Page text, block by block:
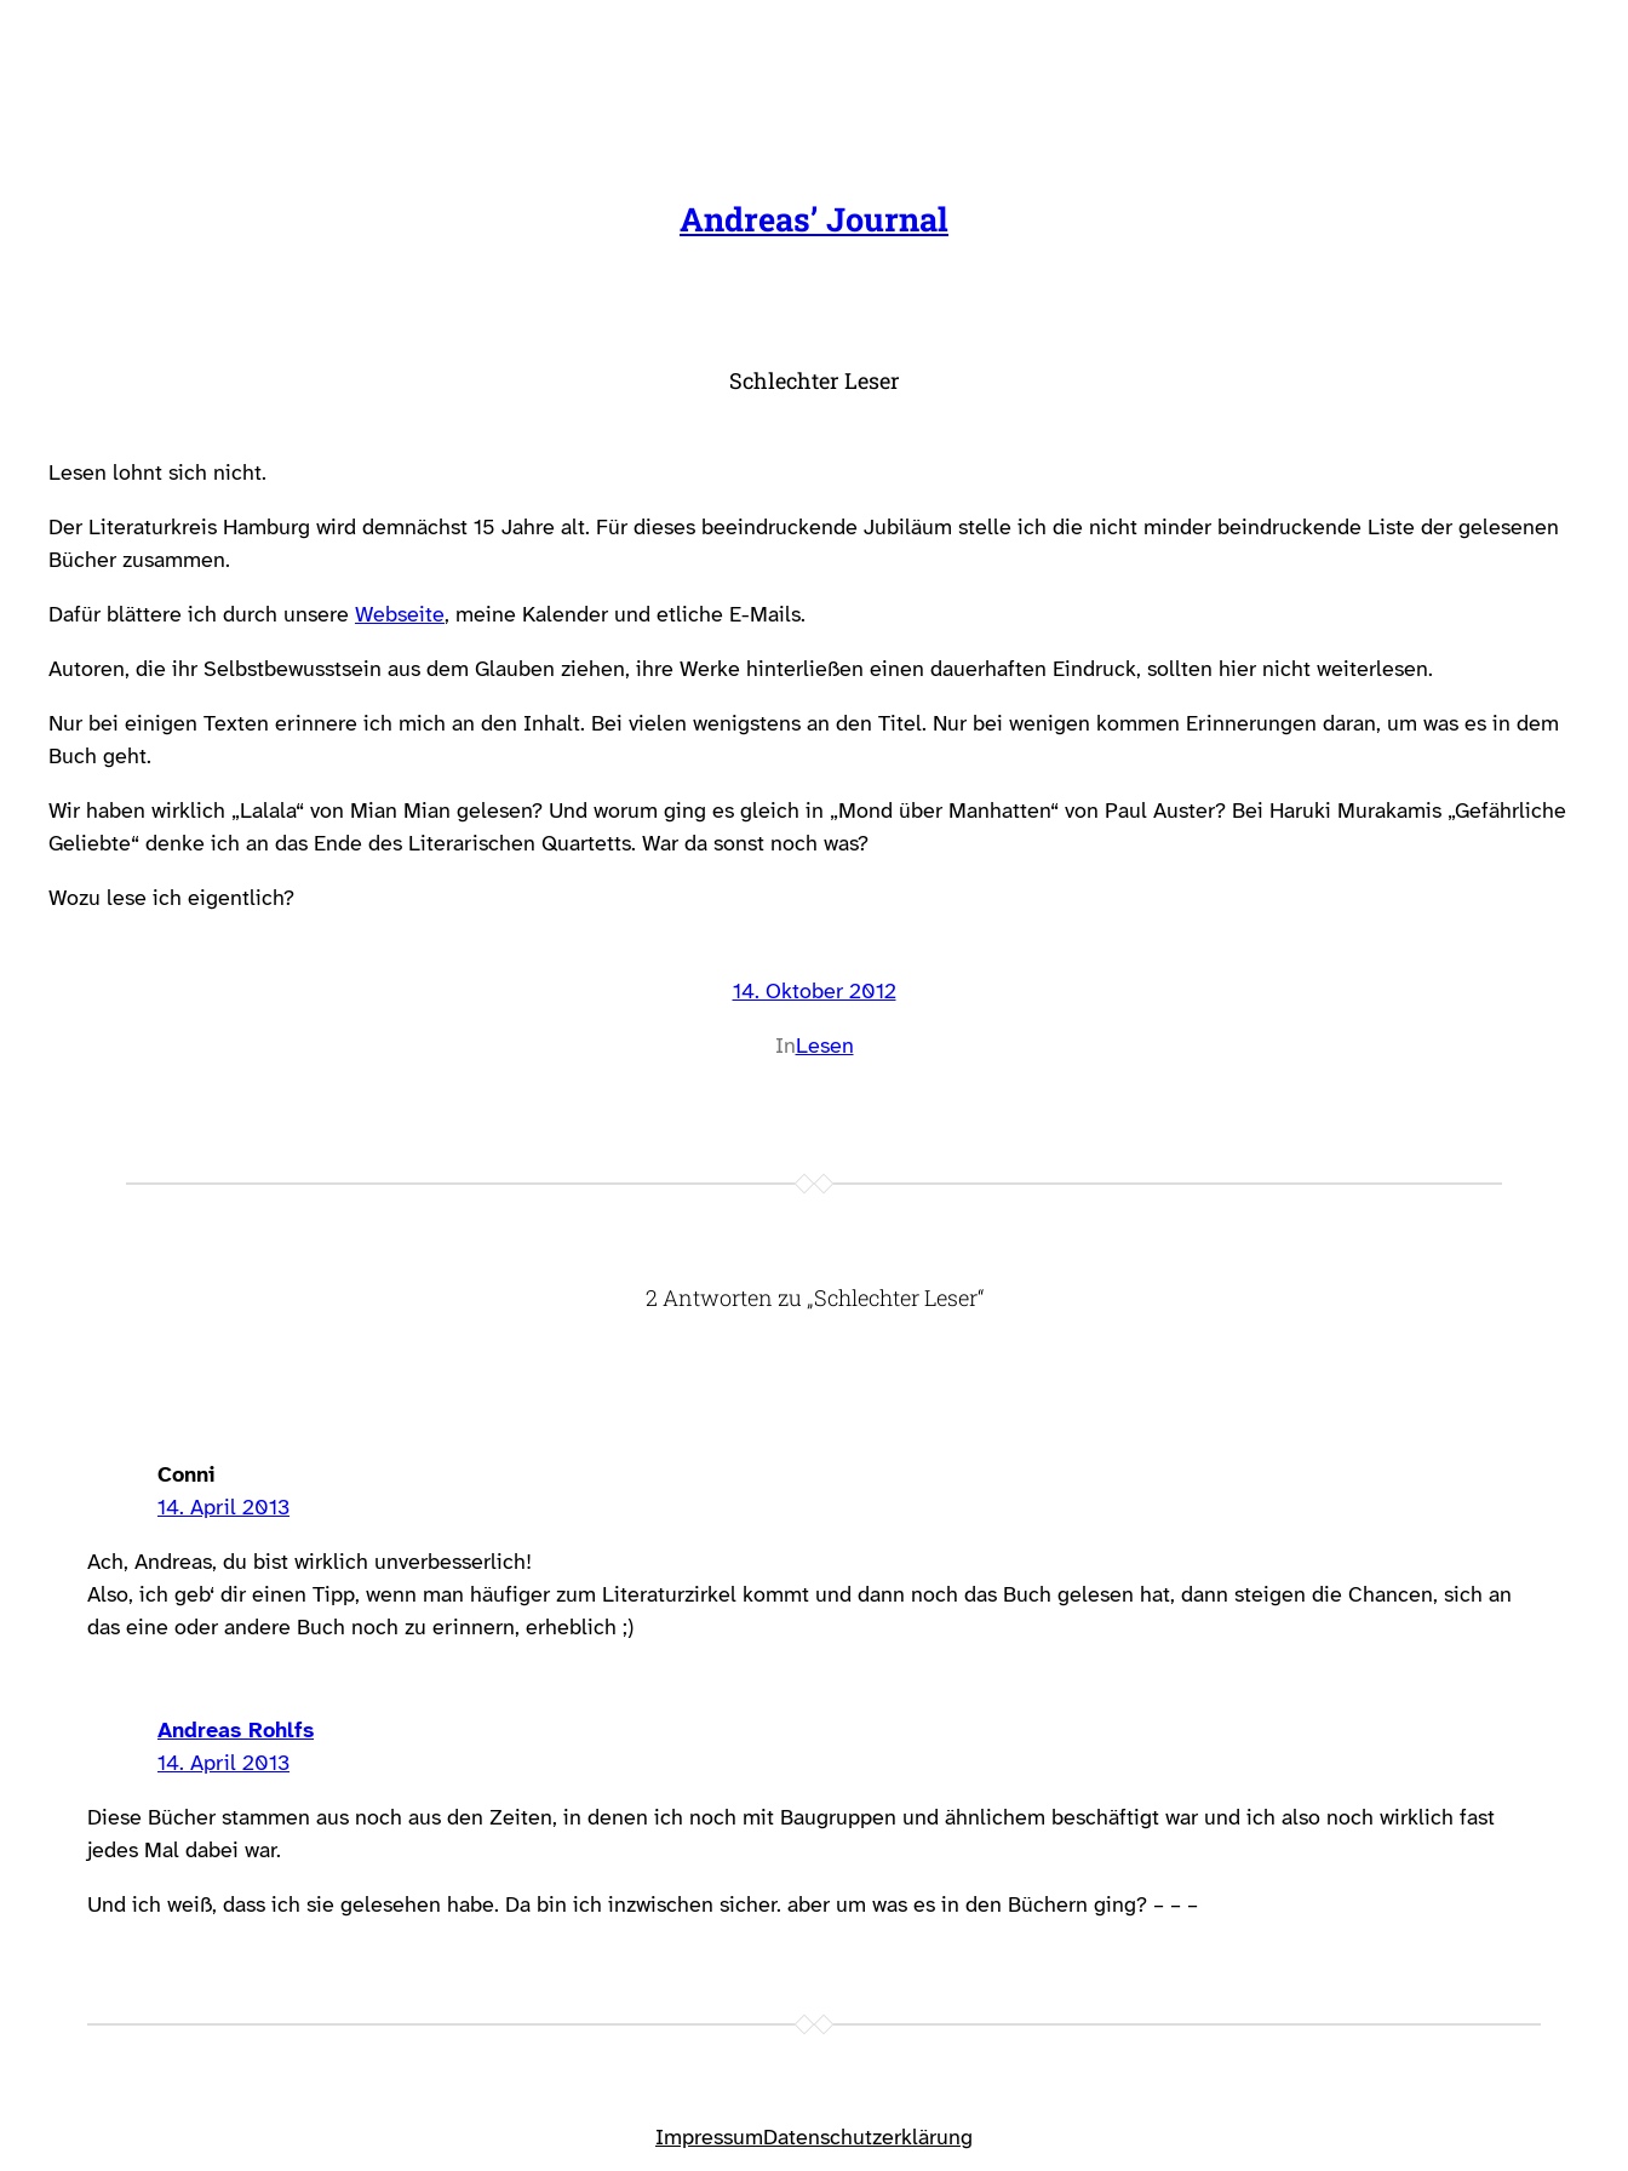
Andreas’ Journal
Schlechter Leser
Lesen lohnt sich nicht.
Der Literaturkreis Hamburg wird demnächst 15 Jahre alt. Für dieses beeindruckende Jubiläum stelle ich die nicht minder beindruckende Liste der gelesenen
Bücher zusammen.
Dafür blättere ich durch unsere Webseite, meine Kalender und etliche E-Mails.
Autoren, die ihr Selbstbewusstsein aus dem Glauben ziehen, ihre Werke hinterließen einen dauerhaften Eindruck, sollten hier nicht weiterlesen.
Nur bei einigen Texten erinnere ich mich an den Inhalt. Bei vielen wenigstens an den Titel. Nur bei wenigen kommen Erinnerungen daran, um was es in dem
Buch geht.
Wir haben wirklich „Lalala“ von Mian Mian gelesen? Und worum ging es gleich in „Mond über Manhatten“ von Paul Auster? Bei Haruki Murakamis „Gefährliche
Geliebte“ denke ich an das Ende des Literarischen Quartetts. War da sonst noch was?
Wozu lese ich eigentlich?
14. Oktober 2012
In Lesen
2 Antworten zu „Schlechter Leser“
Conni
14. April 2013
Ach, Andreas, du bist wirklich unverbesserlich!
Also, ich geb‘ dir einen Tipp, wenn man häufiger zum Literaturzirkel kommt und dann noch das Buch gelesen hat, dann steigen die Chancen, sich an
das eine oder andere Buch noch zu erinnern, erheblich ;)
Andreas Rohlfs
14. April 2013
Diese Bücher stammen aus noch aus den Zeiten, in denen ich noch mit Baugruppen und ähnlichem beschäftigt war und ich also noch wirklich fast
jedes Mal dabei war.
Und ich weiß, dass ich sie gelesehen habe. Da bin ich inzwischen sicher. aber um was es in den Büchern ging? – – –
Impressum Datenschutzerklärung